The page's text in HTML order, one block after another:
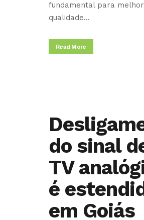
fundamental para
qualidade...
Read More
do sinal
TV
é
em Goiás